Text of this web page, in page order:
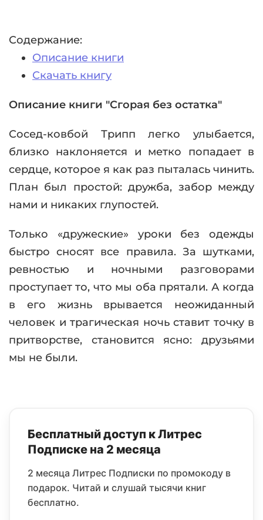
Содержание:
Описание книги
Скачать книгу
Описание книги "Сгорая без остатка"
Сосед-ковбой Трипп легко улыбается,
близко наклоняется и метко попадает в
сердце, которое я как раз пыталась чинить.
План был простой: дружба, забор между
нами и никаких глупостей.
Только «дружеские» уроки без одежды
быстро сносят все правила. За шутками,
ревностью и ночными разговорами
проступает то, что мы оба прятали. А когда
в его жизнь врывается неожиданный
человек и трагическая ночь ставит точку в
притворстве, становится ясно: друзьями
мы не были.
Бесплатный доступ к Литрес
Подписке на 2 месяца
2 месяца Литрес Подписки по промокоду в
подарок. Читай и слушай тысячи книг
бесплатно.